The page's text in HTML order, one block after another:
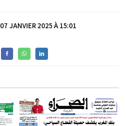
07 JANVIER 2025 À 15:01